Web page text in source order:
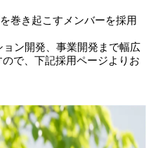
巻き起こすメンバーを採用
ン開発、事業開発まで幅広
で、下記採用ページよりお